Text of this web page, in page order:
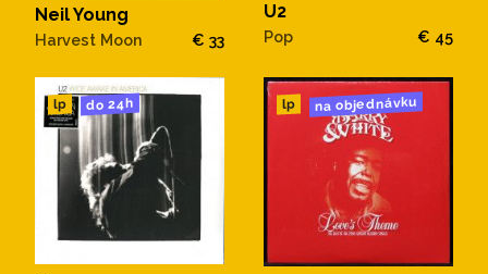
Neil Young
Harvest Moon € 33
U2
Pop € 45
lp do 24h lp na objednávku